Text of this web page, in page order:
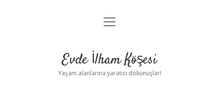
Anasayfa
Yasal Uyarı
menüyü
Evde İlham Köşesi
Yaşam alanlarına yaratıcı dokunuşlar!